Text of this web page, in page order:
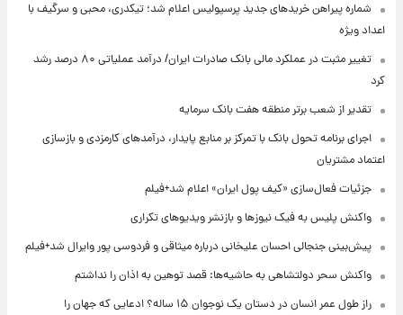
شماره پیراهن خریدهای جدید پرسپولیس اعلام شد؛ تیکدری، محبی و سرگیف با
اعداد ویژه
تغییر مثبت در عملکرد مالی بانک صادرات ایران/ درآمد عملیاتی ۸۰ درصد رشد
کرد
تقدیر از شعب برتر منطقه هفت بانک سرمایه
اجرای برنامه تحول بانک با تمرکز بر منابع پایدار، درآمدهای کارمزدی و بازسازی
اعتماد مشتریان
جزئیات فعال‌سازی «کیف پول ایران» اعلام شد+فیلم
واکنش پلیس به فیک نیوزها و بازنشر ویدیوهای تکراری
پیش‌بینی جنجالی احسان علیخانی درباره میثاقی و فردوسی پور وایرال شد+فیلم
واکنش سحر دولتشاهی به حاشیه‌ها: قصد توهین به اذان را نداشتم
راز طول عمر انسان در دستان یک نوجوان ۱۵ ساله؟ ادعایی که جهان را